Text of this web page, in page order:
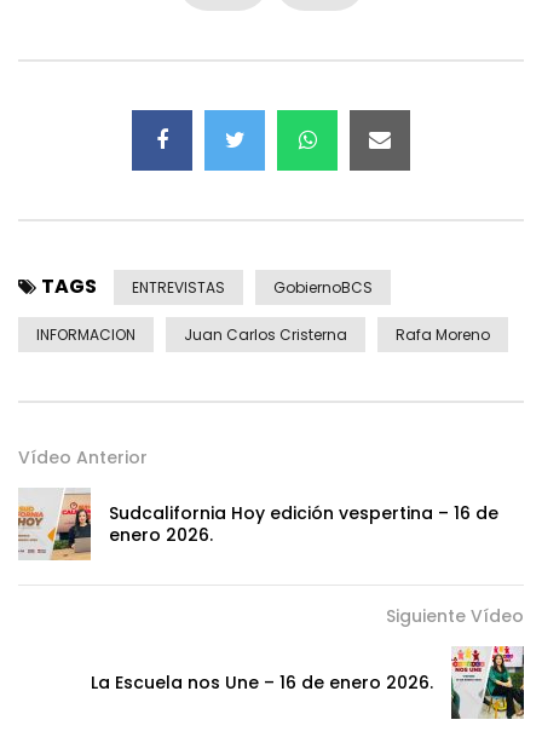
TAGS ENTREVISTAS GobiernoBCS
INFORMACION Juan Carlos Cristerna Rafa Moreno
Vídeo Anterior
Sudcalifornia Hoy edición vespertina – 16 de
enero 2026.
Siguiente Vídeo
La Escuela nos Une – 16 de enero 2026.